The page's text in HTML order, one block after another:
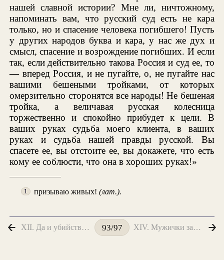
нашей славной истории? Мне ли, ничтожному,
напоминать вам, что русский суд есть не кара
только, но и спасение человека погибшего! Пусть
у других народов буква и кара, у нас же дух и
смысл, спасение и возрождение погибших. И если
так, если действительно такова Россия и суд ее, то
— вперед Россия, и не пугайте, о, не пугайте нас
вашими бешеными тройками, от которых
омерзительно сторонятся все народы! Не бешеная
тройка, а величавая русская колесница
торжественно и спокойно прибудет к цели. В
ваших руках судьба моего клиента, в ваших
руках и судьба нашей правды русской. Вы
спасете ее, вы отстоите ее, вы докажете, что есть
кому ее соблюсти, что она в хороших руках!»
1 призываю живых!(лат.).
XII. Да и убийства не было 93/97 XIV. Мужички за себя постояли